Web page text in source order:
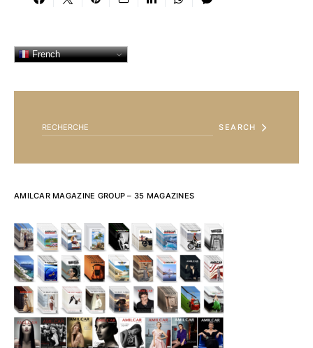
French
SEARCH
AMILCAR MAGAZINE GROUP – 35 MAGAZINES